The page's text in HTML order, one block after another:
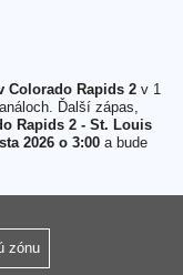
Colorado Rapids 2 v 1
Ďalší zápas,
Rapids 2 - St. Louis
2026 o 3:00 a bude
zónu